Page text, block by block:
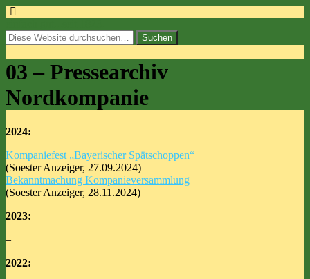
03 – Pressearchiv
Nordkompanie
2024:
Kompaniefest „Bayerischer Spätschoppen“
(Soester Anzeiger, 27.09.2024)
Bekanntmachung Kompanieversammlung
(Soester Anzeiger, 28.11.2024)
2023:
–
2022: